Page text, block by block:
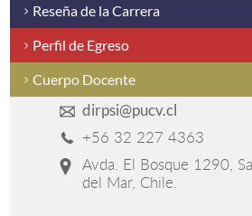
Reseña de la Carrera
Perfil de Egreso
Cuerpo Docente
dirpsi@pucv.cl
+56 32 227 4363
Avda. El Bosque 1290,
del Mar, Chile.